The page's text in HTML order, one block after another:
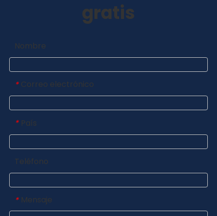
gratis
Nombre
* Correo electrónico
* País
Teléfono
* Mensaje